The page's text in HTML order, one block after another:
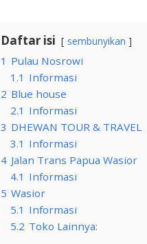
Daftar isi sembunyikan
1 Pulau Nosrowi
1.1 Informasi
2 Blue house
2.1 Informasi
3 DHEWAN TOUR & TRAVEL
3.1 Informasi
4 Jalan Trans Papua Wasior
4.1 Informasi
5 Wasior
5.1 Informasi
5.2 Toko Lainnya: